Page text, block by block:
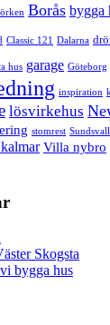
Borås bygga
Classic 121 Dalarna
hus garage Göteborg
inspiration
lösvirkehus
stomrest Sundsvall
Villa nybro
Skogsta
bygga hus